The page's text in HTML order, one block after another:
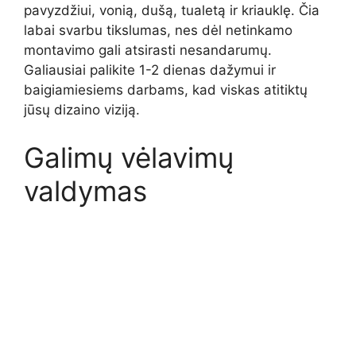
pavyzdžiui, vonią, dušą, tualetą ir kriauklę. Čia
labai svarbu tikslumas, nes dėl netinkamo
montavimo gali atsirasti nesandarumų.
Galiausiai palikite 1-2 dienas dažymui ir
baigiamiesiems darbams, kad viskas atitiktų
jūsų dizaino viziją.
Galimų vėlavimų
valdymas